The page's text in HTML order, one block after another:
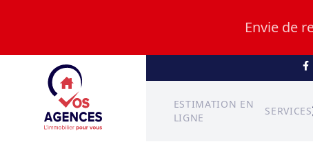
Envie de
ESTIMATION EN
LIGNE
SERVICES